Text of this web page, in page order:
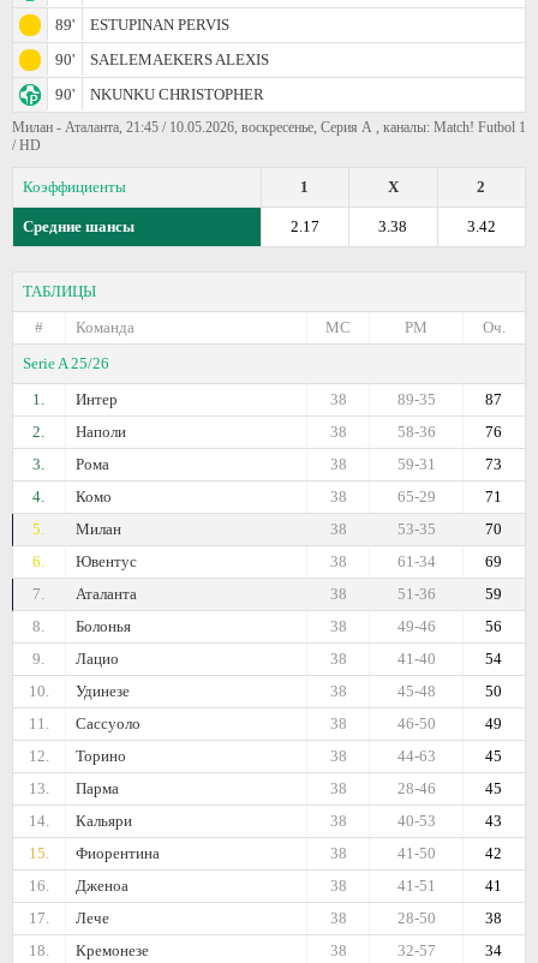
89'
ESTUPINAN PERVIS
90'
SAELEMAEKERS ALEXIS
90'
NKUNKU CHRISTOPHER
Милан - Аталанта, 21:45 / 10.05.2026, воскресенье, Серия А , каналы: Match! Futbol 1
/ HD
Коэффициенты 2
X
1
Средние шансы 3.42
3.38
2.17
ТАБЛИЦЫ
#
Команда Оч.
РМ
МС
Serie A 25/26
1.
Интер 87
89-35
38
2.
Наполи 76
58-36
38
3.
Рома 73
59-31
38
4.
Комо 71
65-29
38
5.
Милан 70
53-35
38
6.
Ювентус 69
61-34
38
7.
Аталанта 59
51-36
38
8.
Болонья 56
49-46
38
9.
Лацио 54
41-40
38
10.
Удинезе 50
45-48
38
11.
Сассуоло 49
46-50
38
12.
Торино 45
44-63
38
13.
Парма 45
28-46
38
14.
Кальяри 43
40-53
38
15.
Фиорентина 42
41-50
38
16.
Дженоа 41
41-51
38
17.
Лече 38
28-50
38
18.
Кремонезе 34
32-57
38